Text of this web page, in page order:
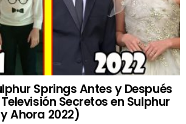
Springs Antes y Después
Secretos en Sulphur
Ahora 2022)